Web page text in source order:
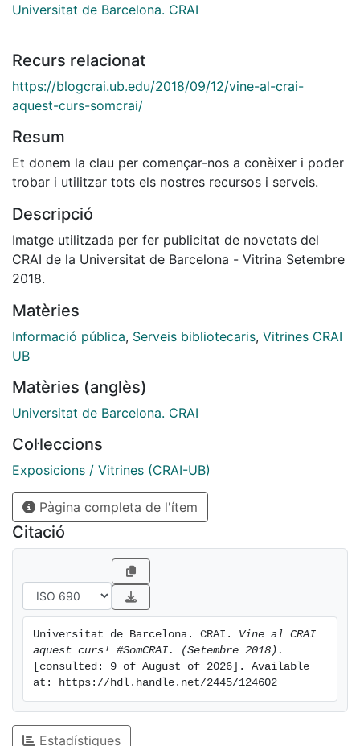
Universitat de Barcelona. CRAI
Recurs relacionat
https://blogcrai.ub.edu/2018/09/12/vine-al-crai-
aquest-curs-somcrai/
Resum
Et donem la clau per començar-nos a conèixer i poder
trobar i utilitzar tots els nostres recursos i serveis.
Descripció
Imatge utilitzada per fer publicitat de novetats del
CRAI de la Universitat de Barcelona - Vitrina Setembre
2018.
Matèries
Informació pública, Serveis bibliotecaris, Vitrines CRAI
UB
Matèries (anglès)
Universitat de Barcelona. CRAI
Col·leccions
Exposicions / Vitrines (CRAI-UB)
Pàgina completa de l'ítem
Citació
Universitat de Barcelona. CRAI. Vine al CRAI
aquest curs! #SomCRAI. (Setembre 2018).
[consulted: 9 of August of 2026]. Available
at: https://hdl.handle.net/2445/124602
Estadístiques